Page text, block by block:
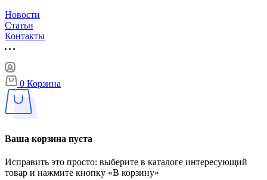
Новости
Статьи
Контакты
0 Корзина
Ваша корзина пуста
Исправить это просто: выберите в каталоге интересующий
товар и нажмите кнопку «В корзину»